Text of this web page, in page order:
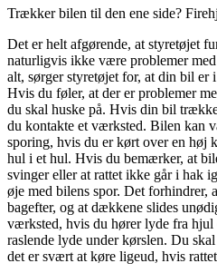
Trækker bilen til den ene side?
Det er helt afgørende, at styretøjet
naturligvis ikke være problemer
alt, sørger styretøjet for, at din bil er
Hvis du føler, at der er problemer
du skal huske på. Hvis din bil
du kontakte et værksted. Bilen kan
sporing, hvis du er kørt over en høj
hul i et hul. Hvis du bemærker, at
svinger eller at rattet ikke går i hak
øje med bilens spor. Det forhindrer,
bagefter, og at dækkene slides
værksted, hvis du hører lyde fra
raslende lyde under kørslen. Du
det er svært at køre ligeud, hvis